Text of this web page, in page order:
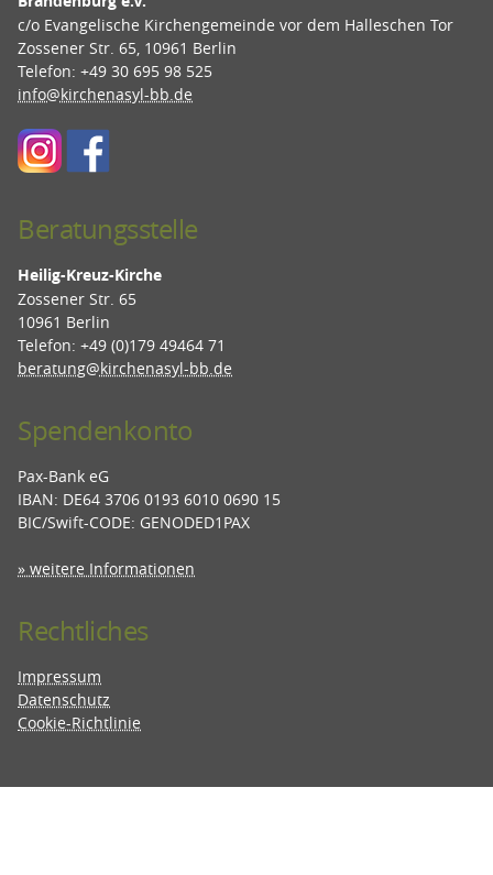
c/o Evangelische Kirchengemeinde vor dem Halleschen Tor
Zossener Str. 65, 10961 Berlin
Telefon: +49 30 695 98 525
info@kirchenasyl-bb.de
Beratungsstelle
Heilig-Kreuz-Kirche
Zossener Str. 65
10961 Berlin
Telefon: +49 (0)179 49464 71
beratung@kirchenasyl-bb.de
Spendenkonto
Pax-Bank eG
IBAN: DE64 3706 0193 6010 0690 15
BIC/Swift-CODE: GENODED1PAX
» weitere Informationen
Rechtliches
Impressum
Datenschutz
Cookie-Richtlinie